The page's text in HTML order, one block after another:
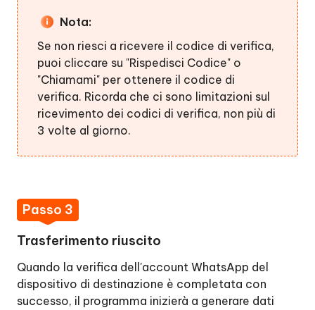
Nota:
Se non riesci a ricevere il codice di verifica,
puoi cliccare su "Rispedisci Codice" o
"Chiamami" per ottenere il codice di
verifica. Ricorda che ci sono limitazioni sul
ricevimento dei codici di verifica, non più di
3 volte al giorno.
Passo 3
Trasferimento riuscito
Quando la verifica dell'account WhatsApp del
dispositivo di destinazione è completata con
successo, il programma inizierà a generare dati